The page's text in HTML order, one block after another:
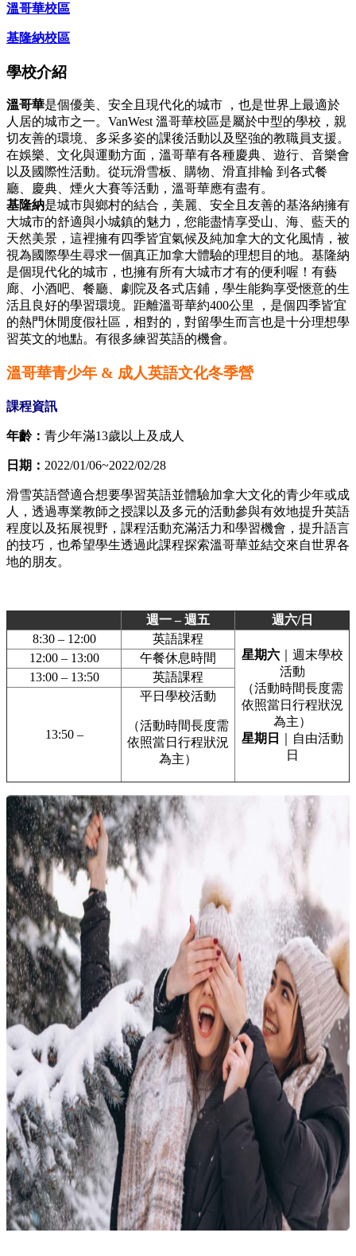
溫哥華校區
基隆納校區
學校介紹
溫哥華是個優美、安全且現代化的城市 ，也是世界上最適於
人居的城市之一。VanWest 溫哥華校區是屬於中型的學校，親
切友善的環境、多采多姿的課後活動以及堅強的教職員支援。
在娛樂、文化與運動方面，溫哥華有各種慶典、遊行、音樂會
以及國際性活動。從玩滑雪板、購物、滑直排輪 到各式餐
廳、慶典、煙火大賽等活動，溫哥華應有盡有。
基隆納是城市與鄉村的結合，美麗、安全且友善的基洛納擁有
大城市的舒適與小城鎮的魅力，您能盡情享受山、海、藍天的
天然美景，這裡擁有四季皆宜氣候及純加拿大的文化風情，被
視為國際學生尋求一個真正加拿大體驗的理想目的地。基隆納
是個現代化的城市，也擁有所有大城市才有的便利喔！有藝
廊、小酒吧、餐廳、劇院及各式店鋪，學生能夠享受愜意的生
活且良好的學習環境。距離溫哥華約400公里 ，是個四季皆宜
的熱門休閒度假社區，相對的，對留學生而言也是十分理想學
習英文的地點。有很多練習英語的機會。
溫哥華青少年 & 成人英語文化冬季營
課程資訊
年齡： 青少年滿13歲以上及成人
日期： 2022/01/06~2022/02/28
滑雪英語營適合想要學習英語並體驗加拿大文化的青少年或成
人，透過專業教師之授課以及多元的活動參與有效地提升英語
程度以及拓展視野，課程活動充滿活力和學習機會，提升語言
的技巧，也希望學生透過此課程探索溫哥華並結交來自世界各
地的朋友。
週一 – 週五
週六/日
8:30 – 12:00
英語課程
星期六｜週末學校
活動
（活動時間長度需
依照當日行程狀況
為主）
星期日
｜自由活動
日
12:00 – 13:00
午餐休息時間
13:00 – 13:50
英語課程
13:50 –
平日學校活動
（活動時間長度需
依照當日行程狀況
為主）